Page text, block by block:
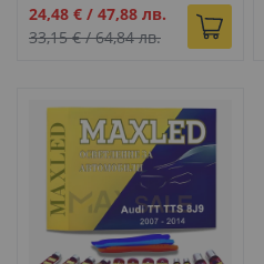
Промо
цена
24,48 € / 47,88 лв.
33,15 €/64,84 лв.